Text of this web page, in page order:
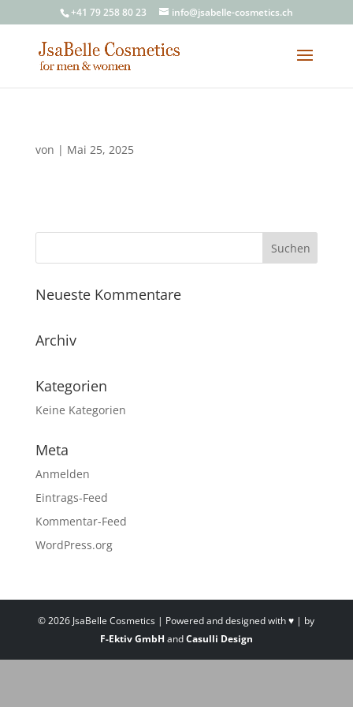
+41 79 258 80 23 info@jsabelle-cosmetics.ch
von | Mai 25, 2025
Neueste Kommentare
Archiv
Kategorien
Keine Kategorien
Meta
Anmelden
Eintrags-Feed
Kommentar-Feed
WordPress.org
©2026 JsaBelle Cosmetics | Powered and designed with ♥ | by
F-Ektiv GmbH andCasulli Design